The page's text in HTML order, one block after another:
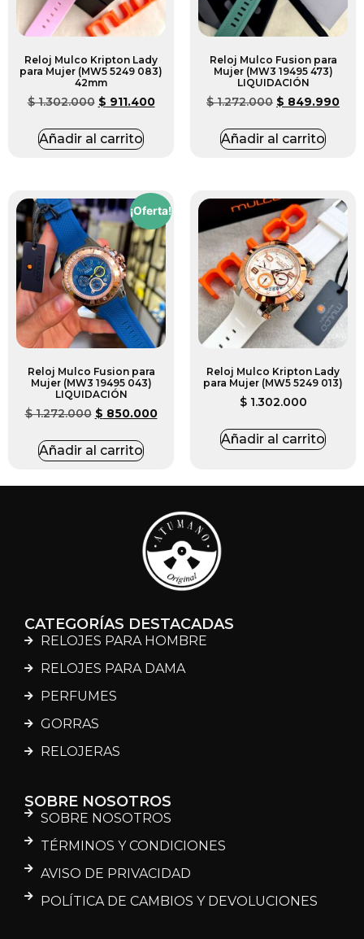
Reloj Mulco Kripton Lady
para Mujer (MW5 5249 083)
42mm
$1.302.000 $ 911.400
Añadir al carrito
Reloj Mulco Fusion para
Mujer (MW3 19495 473)
LIQUIDACIÓN
$1.272.000 $ 849.990
Añadir al carrito
¡Oferta!
Reloj Mulco Fusion para
Mujer (MW3 19495 043)
LIQUIDACIÓN
$1.272.000 $ 850.000
Añadir al carrito
Reloj Mulco Kripton Lady
para Mujer (MW5 5249 013)
$1.302.000
Añadir al carrito
CATEGORÍAS DESTACADAS
RELOJES PARA HOMBRE
RELOJES PARA DAMA
PERFUMES
GORRAS
RELOJERAS
SOBRE NOSOTROS
SOBRE NOSOTROS
TÉRMINOS Y CONDICIONES
AVISO DE PRIVACIDAD
POLÍTICA DE CAMBIOS Y DEVOLUCIONES